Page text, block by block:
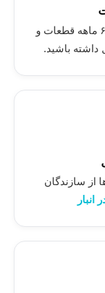
تمام خدمات تعمیراتی ما شامل گارانتی ۶ ماهه قطعات و
باشید.
از سازندگان